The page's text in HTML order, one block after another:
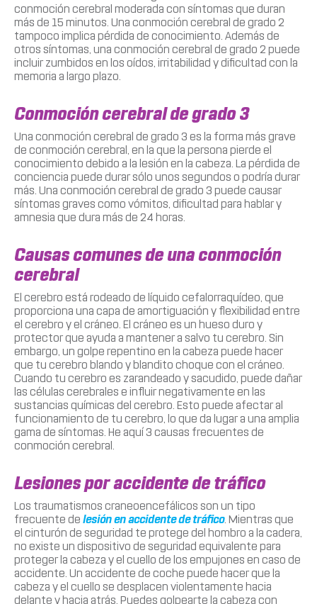
conmoción cerebral moderada con síntomas que duran
más de 15 minutos. Una conmoción cerebral de grado 2
tampoco implica pérdida de conocimiento. Además de
otros síntomas, una conmoción cerebral de grado 2 puede
incluir zumbidos en los oídos, irritabilidad y dificultad con la
memoria a largo plazo.
Conmoción cerebral de grado 3
Una conmoción cerebral de grado 3 es la forma más grave
de conmoción cerebral, en la que la persona pierde el
conocimiento debido a la lesión en la cabeza. La pérdida de
conciencia puede durar sólo unos segundos o podría durar
más. Una conmoción cerebral de grado 3 puede causar
síntomas graves como vómitos, dificultad para hablar y
amnesia que dura más de 24 horas.
Causas comunes de una conmoción
cerebral
El cerebro está rodeado de líquido cefalorraquídeo, que
proporciona una capa de amortiguación y flexibilidad entre
el cerebro y el cráneo. El cráneo es un hueso duro y
protector que ayuda a mantener a salvo tu cerebro. Sin
embargo, un golpe repentino en la cabeza puede hacer
que tu cerebro blando y blandito choque con el cráneo.
Cuando tu cerebro es zarandeado y sacudido, puede dañar
las células cerebrales e influir negativamente en las
sustancias químicas del cerebro. Esto puede afectar al
funcionamiento de tu cerebro, lo que da lugar a una amplia
gama de síntomas. He aquí 3 causas frecuentes de
conmoción cerebral.
Lesiones por accidente de tráfico
Los traumatismos craneoencefálicos son un tipo
frecuente de lesión en accidente de tráfico. Mientras que
el cinturón de seguridad te protege del hombro a la cadera,
no existe un dispositivo de seguridad equivalente para
proteger la cabeza y el cuello de los empujones en caso de
accidente. Un accidente de coche puede hacer que la
cabeza y el cuello se desplacen violentamente hacia
delante y hacia atrás. Puedes golpearte la cabeza con